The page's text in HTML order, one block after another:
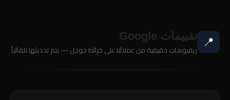
📍 تقييمات Google
ريفيوهات حقيقية من عملائنا على خرائط جوجل — يتم تحديثها تلقائياً